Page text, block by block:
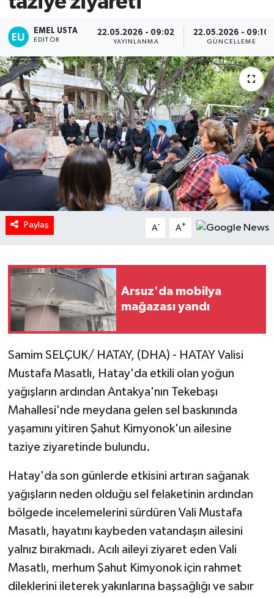
EMEL USTA
EDITÖR
22.05.2026 - 09:02
YAYINLANMA
22.05.2026 - 09:10
GÜNCELLEME
Paylaş A- A+
Arsuz'da mobilya
mağazası yandı
Samim SELÇUK/ HATAY, (DHA) - HATAY Valisi
Mustafa Masatlı, Hatay'da etkili olan yoğun
yağışların ardından Antakya'nın Tekebaşı
Mahallesi'nde meydana gelen sel baskınında
yaşamını yitiren Şahut Kimyonok'un ailesine
taziye ziyaretinde bulundu.
Hatay'da son günlerde etkisini artıran sağanak
yağışların neden olduğu sel felaketinin ardından
bölgede incelemelerini sürdüren Vali Mustafa
Masatlı, hayatını kaybeden vatandaşın ailesini
yalnız bırakmadı. Acılı aileyi ziyaret eden Vali
Masatlı, merhum Şahut Kimyonok için rahmet
dileklerini ileterek yakınlarına başsağlığı ve sabır